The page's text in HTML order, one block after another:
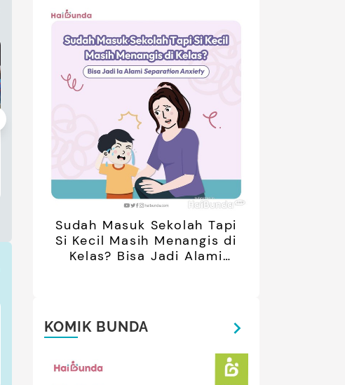
Deretan Artis yang Menetap di
Luar Negeri Usai Menikah, Intip
5 Potret Terbarunya
5 Potret Kedekatan Alyssa
Daguise Bersama Ayahanda
asal Prancis, Dipuji Tampan
oleh Netizen
Sudah Masuk Sekolah Tapi
Si Kecil Masih Menangis di
Kelas? Bisa Jadi Alami
KOMIK BUNDA